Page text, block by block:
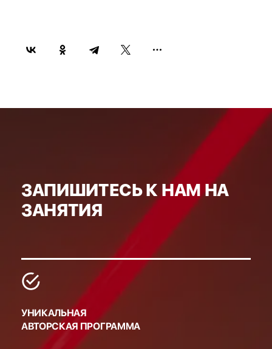
ЗАПИШИТЕСЬ К НАМ НА
ЗАНЯТИЯ
УНИКАЛЬНАЯ
АВТОРСКАЯ ПРОГРАММА